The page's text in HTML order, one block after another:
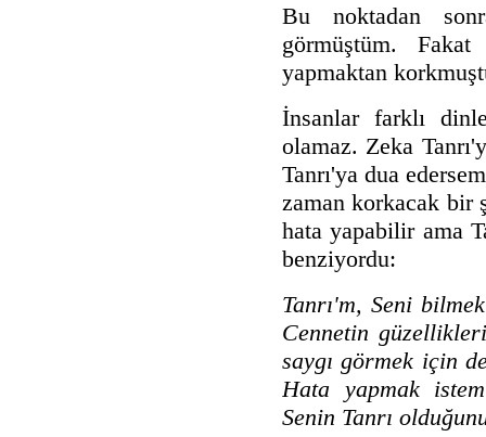
Bu noktadan
görmüştüm.
yapmaktan
İnsanlar farklı
olamaz. Zeka
Tanrı'ya dua
zaman korkacak bir
hata yapabilir ama
benziyordu:
Tanrı'm, Seni
Cennetin
saygı görmek için
Hata yapmak
Senin Tanrı